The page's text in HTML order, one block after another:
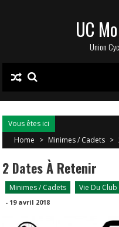
UC
Union
Vous êtes ici
Home > Minimes / Cadets >
2 Dates À Retenir
Minimes / Cadets Vie Du Club
- 19 avril 2018